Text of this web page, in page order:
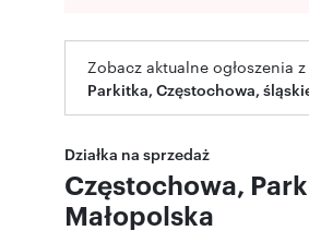
Zobacz aktualne ogłoszenia
Parkitka, Częstochowa,
Działka na sprzedaż
Częstochowa,
Małopolska